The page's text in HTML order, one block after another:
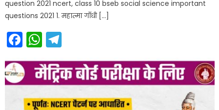
question 2021 ncert, class 10 bseb social science important
questions 2021 1. महात्मा गाँधी […]
Facebook
WhatsApp